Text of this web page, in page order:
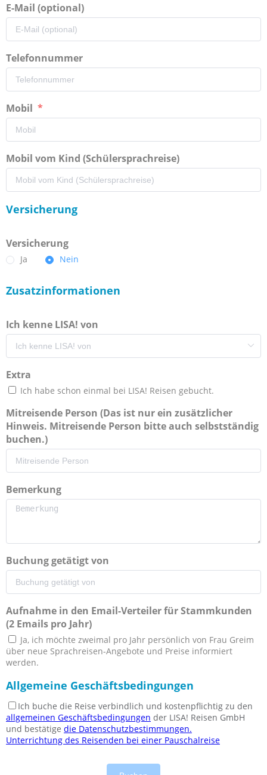
E-Mail (optional)
Telefonnummer
Mobil
Mobil vom Kind (Schülersprachreise)
Versicherung
Versicherung
Ja Nein
Zusatzinformationen
Ich kenne LISA! von
Extra
Ich habe schon einmal bei LISA! Reisen gebucht.
Mitreisende Person (Das ist nur ein zusätzlicher
Hinweis. Mitreisende Person bitte auch selbstständig
buchen.)
Bemerkung
Buchung getätigt von
Aufnahme in den Email-Verteiler für Stammkunden
(2 Emails pro Jahr)
Ja, ich möchte zweimal pro Jahr persönlich von Frau Greim
über neue Sprachreisen-Angebote und Preise informiert
werden.
Allgemeine Geschäftsbedingungen
Ich buche die Reise verbindlich und kostenpflichtig zu den
allgemeinen Geschäftsbedingungen der LISA! Reisen GmbH
und bestätige die Datenschutzbestimmungen.
Unterrichtung des Reisenden bei einer Pauschalreise